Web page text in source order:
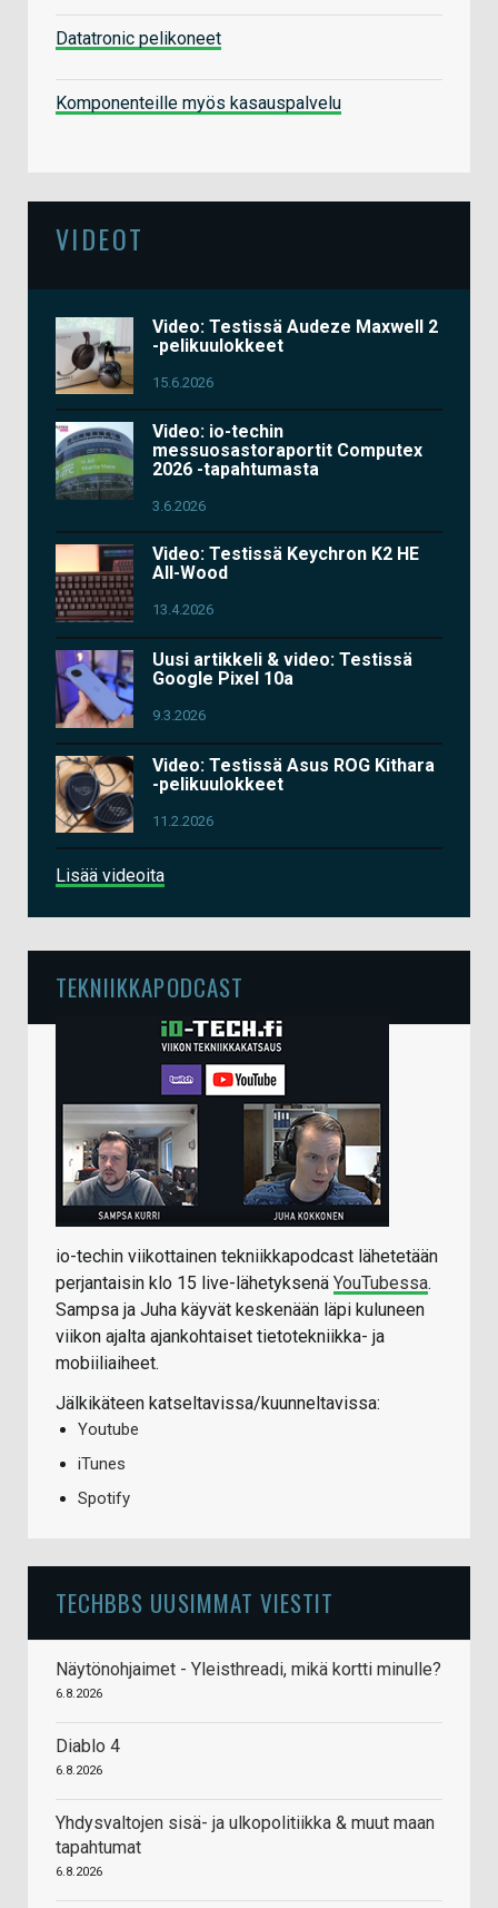
Datatronic pelikoneet
Komponenteille myös kasauspalvelu
VIDEOT
Video: Testissä Audeze Maxwell 2
-pelikuulokkeet
15.6.2026
Video: io-techin
messuosastoraportit Computex
2026 -tapahtumasta
3.6.2026
Video: Testissä Keychron K2 HE
All-Wood
13.4.2026
Uusi artikkeli & video: Testissä
Google Pixel 10a
9.3.2026
Video: Testissä Asus ROG Kithara
-pelikuulokkeet
11.2.2026
Lisää videoita
TEKNIIKKAPODCAST
io-techin viikottainen tekniikkapodcast lähetetään
perjantaisin klo 15 live-lähetyksenä YouTubessa.
Sampsa ja Juha käyvät keskenään läpi kuluneen
viikon ajalta ajankohtaiset tietotekniikka- ja
mobiiliaiheet.
Jälkikäteen katseltavissa/kuunneltavissa:
Youtube
iTunes
Spotify
TECHBBS UUSIMMAT VIESTIT
Näytönohjaimet - Yleisthreadi, mikä kortti minulle?
6.8.2026
Diablo 4
6.8.2026
Yhdysvaltojen sisä- ja ulkopolitiikka & muut maan
tapahtumat
6.8.2026